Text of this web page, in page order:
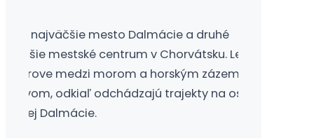
je najväčšie mesto Dalmácie a druhé
mestské centrum v Chorvátsku. Leží na
medzi morom a horským zázemím, s
odkiaľ odchádzajú trajekty na ostrovy
Dalmácie.